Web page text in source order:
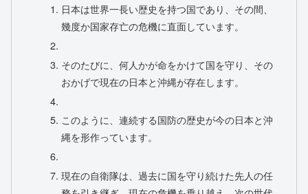
日本は世界一長い歴史を持つ国であり、その間、
幾度か国家存亡の危機に直面しています。
そのたびに、何人かが命をかけて国を守り、その
おかげで現在の日本と沖縄が存在します。
このように、連続する国防の歴史が今の日本と沖
縄を形作っています。
現在の自衛隊は、過去に国を守り続けた先人の任